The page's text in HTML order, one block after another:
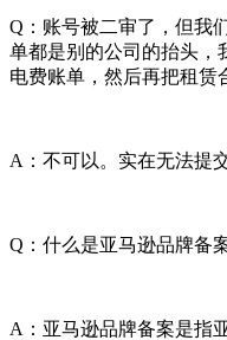
Q：账号被二审了，但我
单都是别的公司的抬头，
电费账单，然后再把租赁
A：不可以。实在无法提
Q：什么是亚马逊品牌备
A：亚马逊品牌备案是指